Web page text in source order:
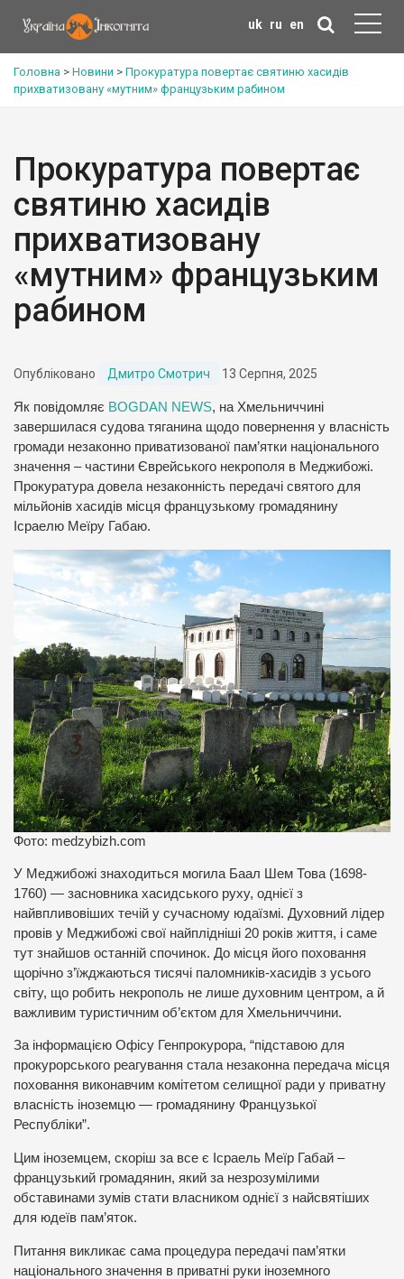
uk ru en
Головна > Новини > Прокуратура повертає святиню хасидів
прихватизовану «мутним» французьким рабином
Прокуратура повертає
святиню хасидів
прихватизовану
«мутним» французьким
рабином
Опубліковано Дмитро Смотрич 13 Серпня, 2025
Як повідомляє BOGDAN NEWS, на Хмельниччині
завершилася судова тяганина щодо повернення у власність
громади незаконно приватизованої пам’ятки національного
значення – частини Єврейського некрополя в Меджибожі.
Прокуратура довела незаконність передачі святого для
мільйонів хасидів місця французькому громадянину
Ісраелю Меїру Габаю.
Фото: medzybizh.com
У Меджибожі знаходиться могила Баал Шем Това (1698-
1760) — засновника хасидського руху, однієї з
найвпливовіших течій у сучасному юдаїзмі. Духовний лідер
провів у Меджибожі свої найплідніші 20 років життя, і саме
тут знайшов останній спочинок. До місця його поховання
щорічно з’їжджаються тисячі паломників-хасидів з усього
світу, що робить некрополь не лише духовним центром, а й
важливим туристичним об’єктом для Хмельниччини.
За інформацією Офісу Генпрокурора, “підставою для
прокурорського реагування стала незаконна передача місця
поховання виконавчим комітетом селищної ради у приватну
власність іноземцю — громадянину Французької
Республіки”.
Цим іноземцем, скоріш за все є Ісраель Меїр Габай –
французький громадянин, який за незрозумілими
обставинами зумів стати власником однієї з найсвятіших
для юдеїв пам’яток.
Питання викликає сама процедура передачі пам’ятки
національного значення в приватні руки іноземного